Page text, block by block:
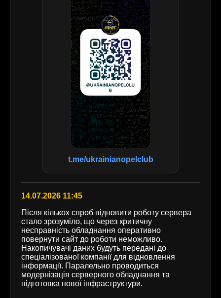
t.me/ukrainianopelclub
14.07.2026 11:45
Після кількох спроб відновити роботу сервера
стало зрозуміло, що через критичну
несправність обладнання оперативно
повернути сайт до роботи неможливо.
Накопичувачі даних будуть передані до
спеціалізованої компанії для відновлення
інформації. Паралельно проводиться
модернізація серверного обладнання та
підготовка нової інфраструктури.